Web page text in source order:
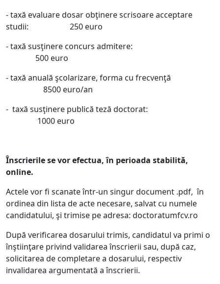
- taxă evaluare dosar obţinere scrisoare acceptare
studii: 250 euro
- taxă susţinere concurs admitere:
500 euro
- taxă anuală şcolarizare, forma cu frecvenţă
8500 euro/an
- taxă susţinere publică teză doctorat:
1000 euro
Înscrierile se vor efectua, în perioada stabilită,
online.
Actele vor fi scanate într-un singur document .pdf, în
ordinea din lista de acte necesare, salvat cu numele
candidatului, şi trimise pe adresa: doctoratumfcv.ro
După verificarea dosarului trimis, candidatul va primi o
înştiinţare privind validarea înscrierii sau, după caz,
solicitarea de completare a dosarului, respectiv
invalidarea argumentată a înscrierii.